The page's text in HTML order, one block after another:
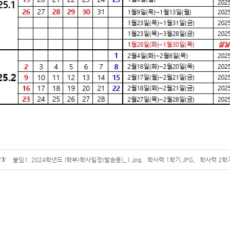
3' 붙임1. 2024학년도 (학부)학사일정(발송용)_1.jpg, 학사력 1학기.JPG 학사력 2학